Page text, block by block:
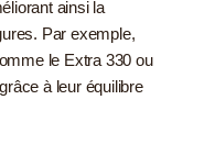
ainsi la
Par exemple,
le Extra 330 ou
à leur équilibre